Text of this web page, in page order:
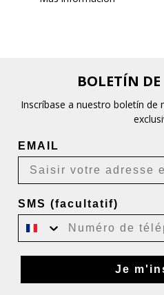
BOLETÍN
Inscríbase a nuestro boletín de
EMAIL
SMS (facultatif)
Je